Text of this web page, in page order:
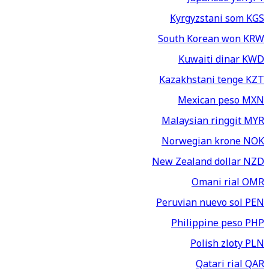
Kyrgyzstani somKGS
South Korean wonKRW
Kuwaiti dinarKWD
Kazakhstani tengeKZT
Mexican pesoMXN
Malaysian ringgitMYR
Norwegian kroneNOK
New Zealand dollarNZD
Omani rialOMR
Peruvian nuevo solPEN
Philippine pesoPHP
Polish zlotyPLN
Qatari rialQAR